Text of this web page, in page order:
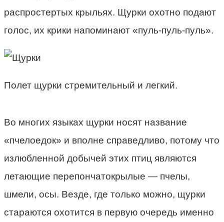
распростертых крыльях. Щурки охотно подают
голос, их крики напоминают «пуль-пуль-пуль».
Полет щурки стремительный и легкий.
Во многих языках щурки носят название
«пчелоедок» и вполне справедливо, потому что
излюбленной добычей этих птиц являются
летающие перепончатокрылые — пчелы,
шмели, осы. Везде, где только можно, щурки
стараются охотится в первую очередь именно